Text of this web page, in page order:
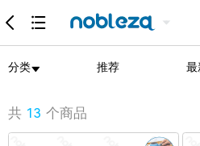
分类 推荐 最
共 13 个商品